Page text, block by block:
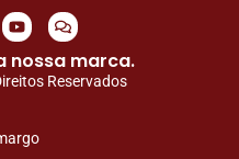
nossa marca.
Reservados